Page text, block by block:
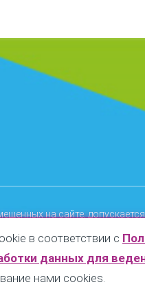
на сайте,
сайта можно
данных в Фонде
в соответствии с
данных для
нами cookies.